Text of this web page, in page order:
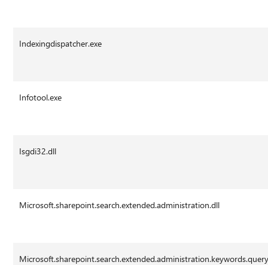
Indexingdispatcher.exe
Infotool.exe
Isgdi32.dll
Microsoft.sharepoint.search.extended.administration.dll